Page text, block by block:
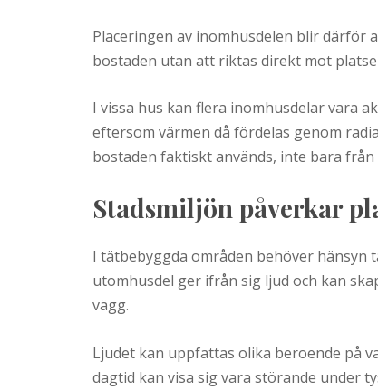
Placeringen av inomhusdelen blir därför
bostaden utan att riktas direkt mot
I vissa hus kan flera inomhusdelar vara
eftersom värmen då fördelas genom
bostaden faktiskt används, inte bara
Stadsmiljön påverkar
I tätbebyggda områden behöver hänsyn
utomhusdel ger ifrån sig ljud och kan
vägg.
Ljudet kan uppfattas olika beroende på
dagtid kan visa sig vara störande under